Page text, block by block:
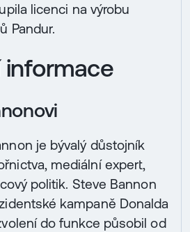
licenci na výrobu
Pandur.
informace
je bývalý důstojník
mediální expert,
politik. Steve Bannon
kampaně Donalda
do funkce působil od